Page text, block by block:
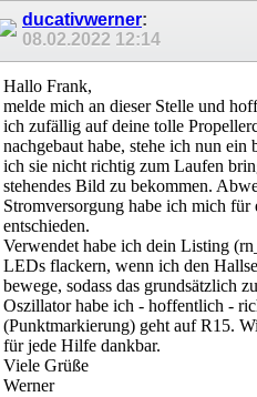
ducativwerner:
08.02.2022 12:14
Hallo Frank,
melde mich an dieser Stelle und
ich zufällig auf deine tolle
nachgebaut habe, stehe ich nun
ich sie nicht richtig zum Laufen
stehendes Bild zu bekommen.
Stromversorgung habe ich mich
entschieden.
Verwendet habe ich dein Listing
LEDs flackern, wenn ich den
bewege, sodass das grundsätzlich
Oszillator habe ich - hoffentlich -
(Punktmarkierung) geht auf R15.
für jede Hilfe dankbar.
Viele Grüße
Werner